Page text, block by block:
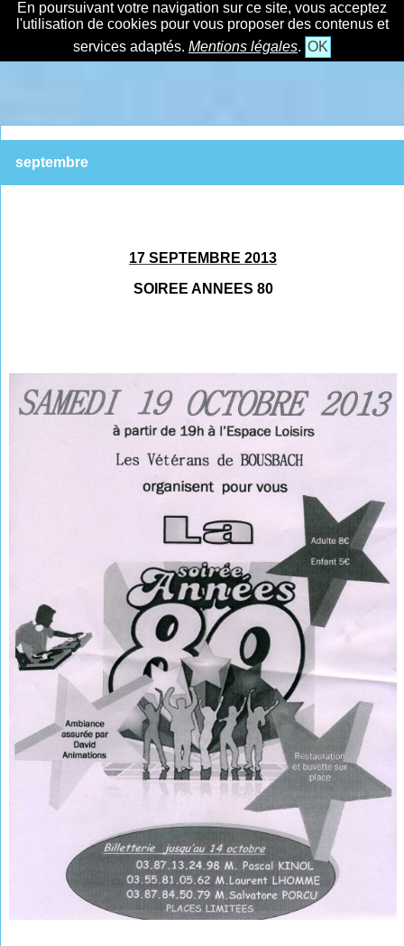
En poursuivant votre navigation sur ce site, vous acceptez
l'utilisation de cookies pour vous proposer des contenus et
services adaptés. Mentions légales. OK
septembre
17 SEPTEMBRE 2013
SOIREE ANNEES 80